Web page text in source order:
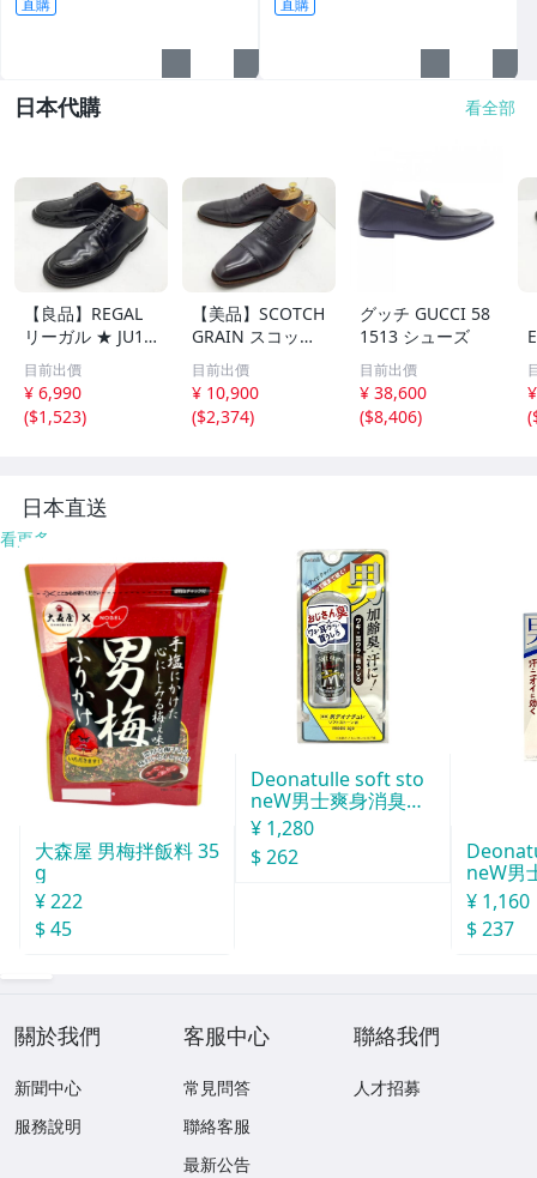
直購
底足部腳底
直購
日本代購 看全部
【良品】REGAL
リーガル ★ JU15
Uチップドレス M
ade in Japan 25
★
目前出價
¥ 6,990
($1,523)
【美品】SCOTCH
GRAIN スコッチ
グレイン ★ HI-1
006 内羽キャップ
トゥドレス グッ
ドイヤー製 Made
目前出價
¥ 10,900
($2,374)
グッチ GUCCI 58
1513 シューズ
目前出價
¥ 38,600
($8,406)
(
日本直送
看更多
大森屋 男梅拌飯料 35
g
¥ 222
$ 45
Deonatulle soft sto
neW男士爽身消臭止
汗石 中世紀 20g
¥ 1,280
$ 262
neW男
消臭石
¥ 1,160
$ 237
關於我們
新聞中心
服務說明
客服中心
常見問答
聯絡客服
最新公告
聯絡我們
人才招募